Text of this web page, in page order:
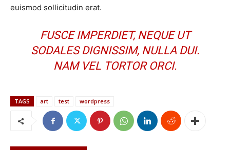
euismod sollicitudin erat.
FUSCE IMPERDIET, NEQUE UT
SODALES DIGNISSIM, NULLA DUI.
NAM VEL TORTOR ORCI.
TAGS art test wordpress